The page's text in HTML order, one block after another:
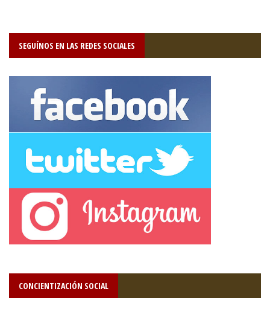
SEGUÍNOS EN LAS REDES SOCIALES
CONCIENTIZACIÓN SOCIAL